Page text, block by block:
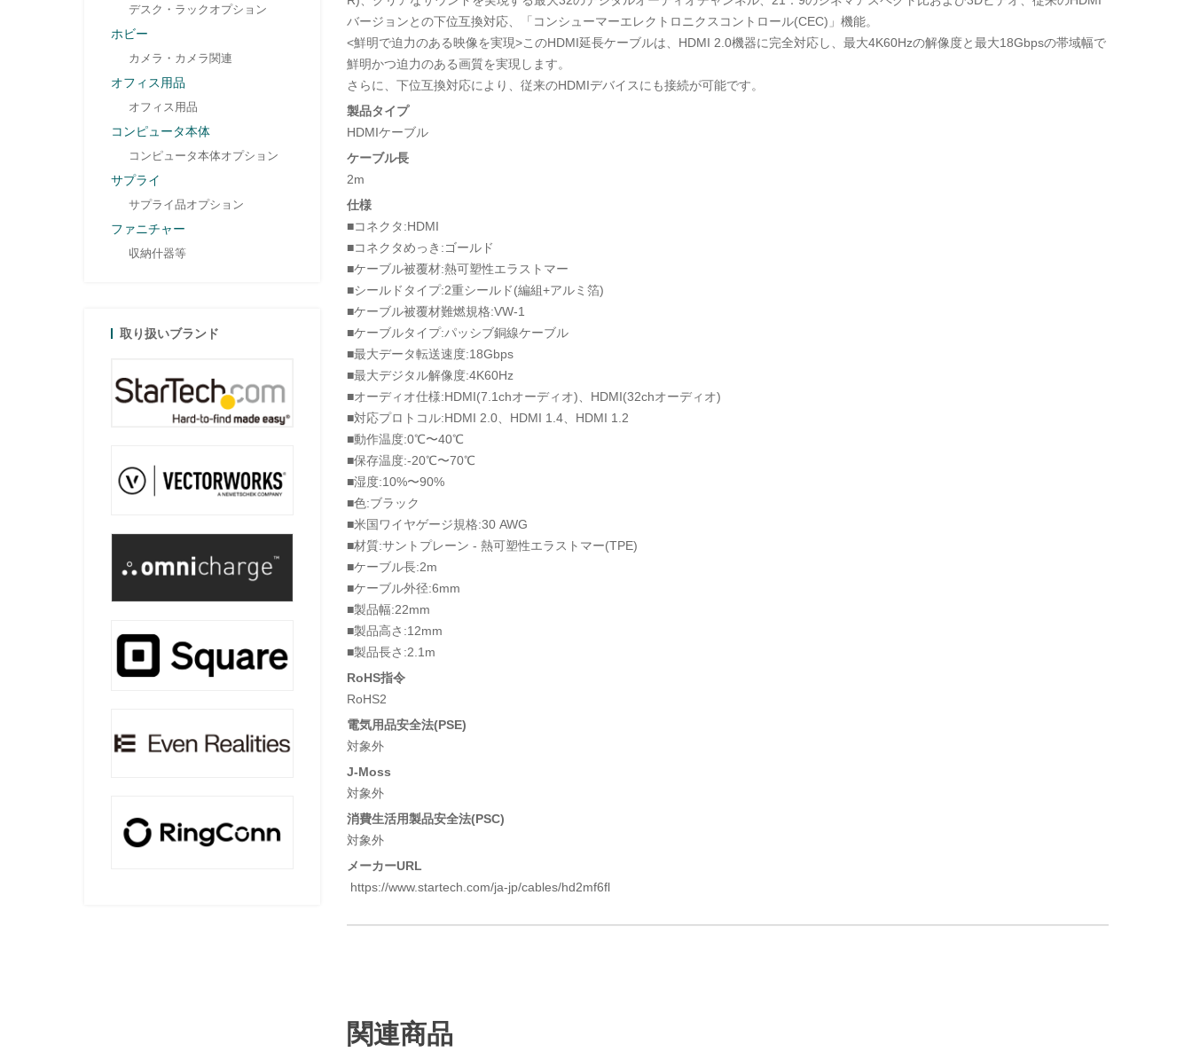
バージョンとの下位互換対応、「コンシューマーエレクトロニクスコントロール(CEC)」機能。
<鮮明で迫力のある映像を実現>このHDMI延長ケーブルは、HDMI 2.0機器に完全対応し、最大4K60Hzの解像度と最大18Gbpsの帯域幅で
鮮明かつ迫力のある画質を実現します。
さらに、下位互換対応により、従来のHDMIデバイスにも接続が可能です。
製品タイプ
HDMIケーブル
ケーブル長
2m
仕様
■コネクタ:HDMI
■コネクタめっき:ゴールド
■ケーブル被覆材:熱可塑性エラストマー
■シールドタイプ:2重シールド(編組+アルミ箔)
■ケーブル被覆材難燃規格:VW-1
■ケーブルタイプ:パッシブ銅線ケーブル
■最大データ転送速度:18Gbps
■最大デジタル解像度:4K60Hz
■オーディオ仕様:HDMI(7.1chオーディオ)、HDMI(32chオーディオ)
■対応プロトコル:HDMI 2.0、HDMI 1.4、HDMI 1.2
■動作温度:0℃〜40℃
■保存温度:-20℃〜70℃
■湿度:10%〜90%
■色:ブラック
■米国ワイヤゲージ規格:30 AWG
■材質:サントプレーン - 熱可塑性エラストマー(TPE)
■ケーブル長:2m
■ケーブル外径:6mm
■製品幅:22mm
■製品高さ:12mm
■製品長さ:2.1m
RoHS指令
RoHS2
電気用品安全法(PSE)
対象外
J-Moss
対象外
消費生活用製品安全法(PSC)
対象外
メーカーURL
https://www.startech.com/ja-jp/cables/hd2mf6fl
関連商品
デスク・ラックオプション
ホビー
カメラ・カメラ関連
オフィス用品
オフィス用品
コンピュータ本体
コンピュータ本体オプション
サプライ
サプライ品オプション
ファニチャー
収納什器等
取り扱いブランド